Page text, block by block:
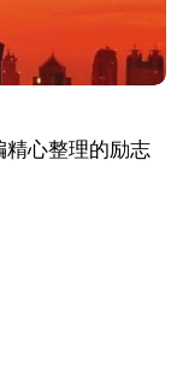
精心整理的励志